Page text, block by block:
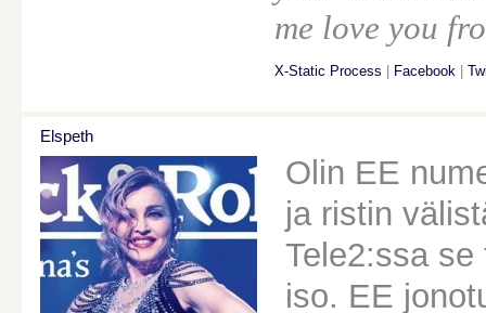
me love you
X-Static Process | Facebook |
Elspeth
Olin EE
ja ristin
Tele2:ssa
iso. EE